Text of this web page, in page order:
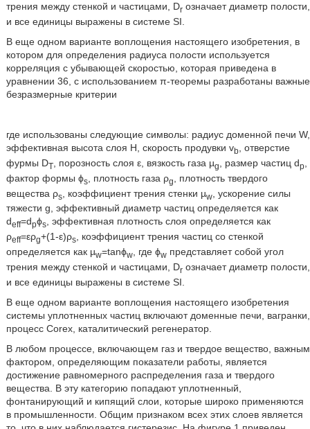
трения между стенкой и частицами, Drозначает диаметр полости,
и все единицы выражены в системе SI.
В еще одном варианте воплощения настоящего изобретения, в
котором для определения радиуса полости используется
корреляция с убывающей скоростью, которая приведена в
уравнении 36, с использованием π-теоремы разработаны важные
безразмерные критерии
где использованы следующие символы: радиус доменной печи W,
эффективная высота слоя Н, скорость продувки vb
, отверстие
фурмы DT, порозность слоя ε, вязкость газа µg , размер частиц dp
фактор формы ϕs, плотность газа ρg
, плотность твердого
вещества ρs, коэффициент трения стенки µw, ускорение силы
тяжести g, эффективный диаметр частиц определяется как
deff=dpϕs, эффективная плотность слоя определяется как
ρeff=ερg+(1-ε)ρs, коэффициент трения частиц со стенкой
определяется как µw=tanϕw, где ϕwпредставляет собой угол
трения между стенкой и частицами, Drозначает диаметр полости,
и все единицы выражены в системе SI.
В еще одном варианте воплощения настоящего изобретения
системы уплотненных частиц включают доменные печи, вагранки,
процесс Corex, каталитический регенератор.
В любом процессе, включающем газ и твердое вещество, важным
фактором, определяющим показатели работы, является
достижение равномерного распределения газа и твердого
вещества. В эту категорию попадают уплотненный,
фонтанирующий и кипящий слои, которые широко применяются
в промышленности. Общим признаком всех этих слоев является